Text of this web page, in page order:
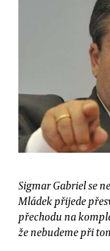
Sigmar Gabriel se
Mládek přijede
přechodu na
že nebudeme při